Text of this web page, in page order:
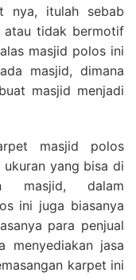
nya, itulah sebab
tidak bermotif
masjid polos ini
masjid, dimana
masjid menjadi
masjid polos
yang bisa di
masjid, dalam
ini juga biasanya
para penjual
menyediakan jasa
karpet ini